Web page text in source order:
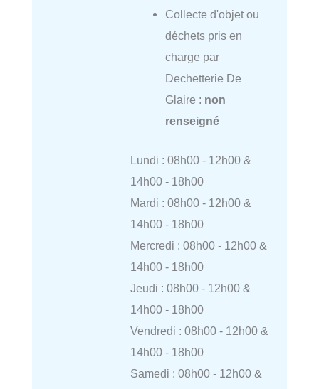
Collecte d'objet ou
déchets pris en
charge par
Dechetterie De
Glaire : non
renseigné
Lundi : 08h00 - 12h00 &
14h00 - 18h00
Mardi : 08h00 - 12h00 &
14h00 - 18h00
Mercredi : 08h00 - 12h00 &
14h00 - 18h00
Jeudi : 08h00 - 12h00 &
14h00 - 18h00
Vendredi : 08h00 - 12h00 &
14h00 - 18h00
Samedi : 08h00 - 12h00 &